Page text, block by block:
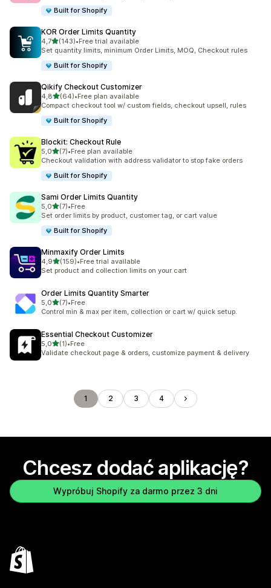
Built for Shopify
KOR Order Limits Quantity
4,7na 5 gwiazdek
(143)
Łączna liczba recenzji: 143
•Free trial available
Set quantity limits, minimum Order Limits, MOQ, Checkout rules
Built for Shopify
Qikify Checkout Customizer
4,8na 5 gwiazdek
(64)
Łączna liczba recenzji: 64
•Free plan available
Compact checkout tool w/ custom fields, checkout upsell, rules
Built for Shopify
Blockit: Checkout Rule
5,0na 5 gwiazdek
(7)
Łączna liczba recenzji: 7
•Free plan available
Checkout validation with address validator to stop fake orders
Built for Shopify
Sami Order Limits Quantity
5,0na 5 gwiazdek
(7)
Łączna liczba recenzji: 7
•Free
Set order limits by product, customer tag, or cart value
Built for Shopify
Minmaxify Order Limits
4,9na 5 gwiazdek
(159)
Łączna liczba recenzji: 159
•Free trial available
Set product and collection limits on your cart
Order Limits Quantity Smarter
5,0na 5 gwiazdek
(7)
Łączna liczba recenzji: 7
•Free
Control min & max per item, collection or cart w/ quick setup.
Essential Checkout Customizer
5,0na 5 gwiazdek
(1)
Łączna liczba recenzji: 1
•Free
Validate checkout page & orders, customize payment & delivery
1 2 3 4
Chcesz dodać aplikację?
Wypróbuj Shopify za darmo przez 3 dni